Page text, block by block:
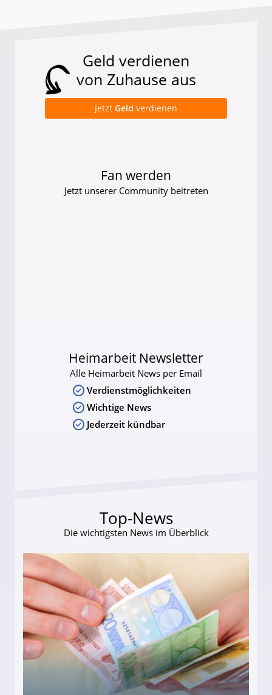
Geld verdienen
von Zuhause aus
Jetzt Geld verdienen
Fan werden
Jetzt unserer Community beitreten
Heimarbeit Newsletter
Alle Heimarbeit News per Email
Verdienstmöglichkeiten
Wichtige News
Jederzeit kündbar
Top-News
Die wichtigsten News im Überblick